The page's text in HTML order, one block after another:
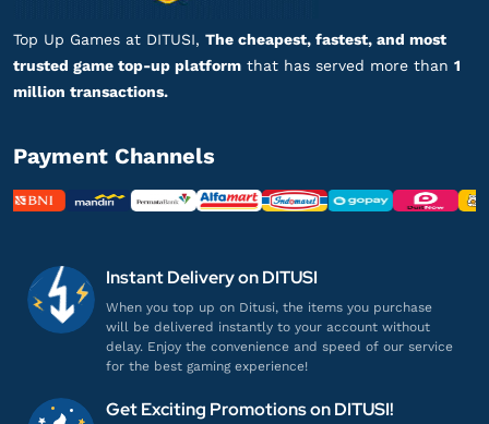
Top Up Games at DITUSI, The cheapest, fastest, and most
trusted game top-up platform that has served more than 1
million transactions.
Payment Channels
Instant Delivery on DITUSI
When you top up on Ditusi, the items you purchase
will be delivered instantly to your account without
delay. Enjoy the convenience and speed of our service
for the best gaming experience!
Get Exciting Promotions on DITUSI!